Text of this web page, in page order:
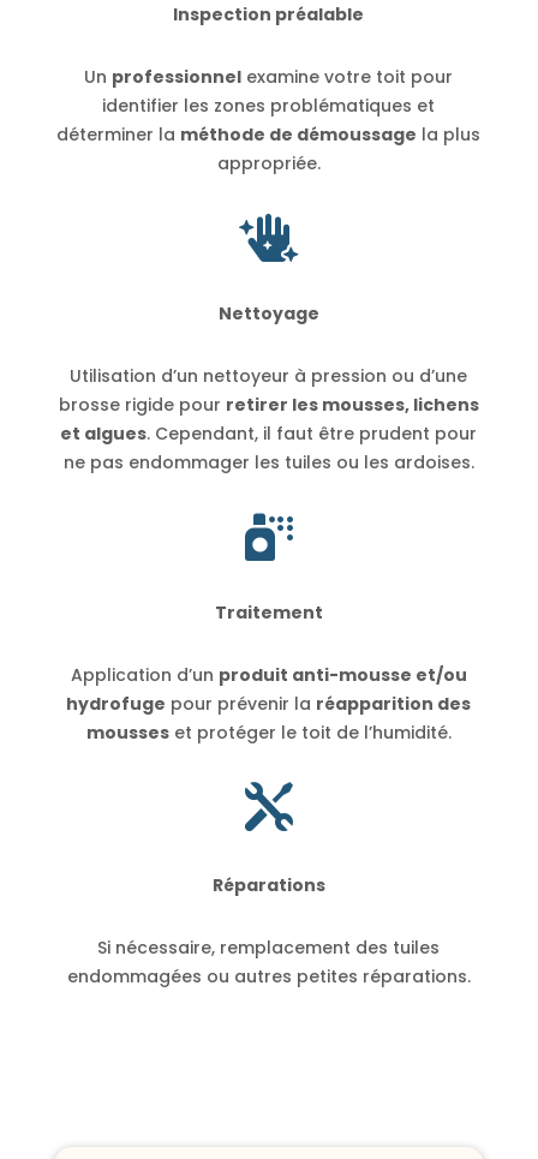
Inspection préalable
Un professionnel examine votre toit pour
identifier les zones problématiques et
déterminer la méthode de démoussage la plus
appropriée.

Nettoyage
Utilisation d’un nettoyeur à pression ou d’une
brosse rigide pour retirer les mousses, lichens
et algues. Cependant, il faut être prudent pour
ne pas endommager les tuiles ou les ardoises.

Traitement
Application d’un produit anti-mousse et/ou
hydrofuge pour prévenir la réapparition des
mousseset protéger le toit de l’humidité.

Réparations
Si nécessaire, remplacement des tuiles
endommagées ou autres petites réparations.